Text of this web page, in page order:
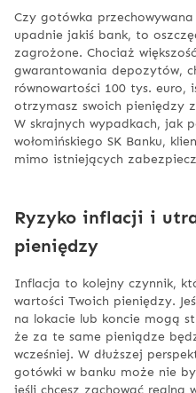
Czy gotówka
upadnie jakiś bank, to
zagrożone. Chociaż
gwarantowania depozytów,
równowartości 100 tys. euro,
otrzymasz swoich pieniędzy
W skrajnych wypadkach, jak
wołomińskiego SK Banku,
mimo istniejących
Ryzyko inflacji i
pieniędzy
Inflacja to kolejny czynnik,
wartości Twoich pieniędzy.
na lokacie lub koncie mogą
że za te same pieniądze
wcześniej. W dłuższej
gotówki w banku może nie
jeśli chcesz zachować realną